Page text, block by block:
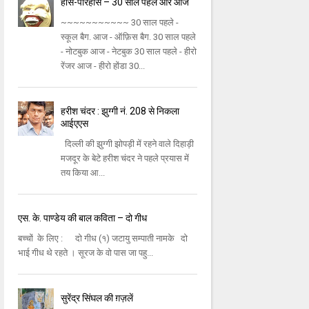
~~~~~~~~~~~ 30 साल पहले -
स्कूल बैग. आज - ऑफ़िस बैग. 30 साल पहले
- नोटबुक आज - नेटबुक 30 साल पहले - हीरो
रेंजर आज - हीरो होंडा 30...
हरीश चंदर : झुग्गी नं. 208 से निकला
आईएएस
दिल्ली की झुग्गी झोपड़ी में रहने वाले दिहाड़ी
मजदूर के बेटे हरीश चंदर ने पहले प्रयास में
तय किया आ...
एस. के. पाण्डेय की बाल कविता – दो गीध
बच्चों के लिए : दो गीध (१) जटायु सम्पाती नामके दो
भाई गीध थे रहते । सूरज के वो पास जा पहु...
सुरेंद्र सिंघल की ग़ज़लें